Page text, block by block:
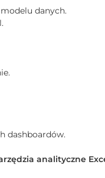
danych.
dashboardów.
analityczne